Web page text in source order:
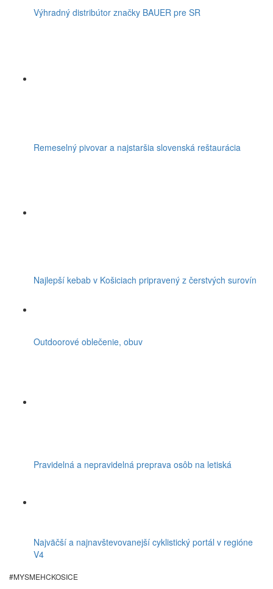
Výhradný distribútor značky BAUER pre SR
Remeselný pivovar a najstaršia slovenská reštaurácia
Najlepší kebab v Košiciach pripravený z čerstvých surovín
Outdoorové oblečenie, obuv
Pravidelná a nepravidelná preprava osôb na letiská
Najväčší a najnavštevovanejší cyklistický portál v regióne
V4
#MYSMEHCKOSICE